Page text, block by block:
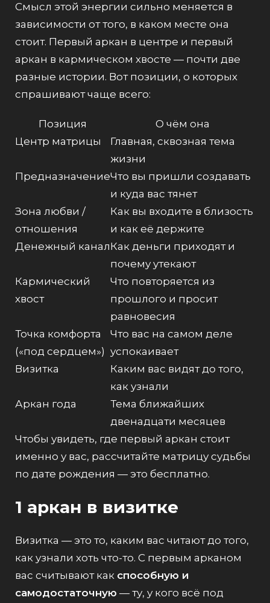
Смысл этой энергии сильно меняется в
зависимости от того, в каком месте она
стоит. Первый аркан в центре и первый
аркан в кармическом хвосте — почти две
разные истории. Вот позиции, о которых
спрашивают чаще всего:
Позиция
О чём она
Центр матрицы
Главная, сквозная тема
жизни
ПредназначениеЧто вы пришли создавать
и куда вас тянет
Зона любви /
отношения
Как вы входите в близость
и как её держите
Денежный каналКак деньги приходят и
почему утекают
Кармический
хвост
Что повторяется из
прошлого и просит
равновесия
Точка комфорта
(«под сердцем»)
Что вас на самом деле
успокаивает
Визитка
Каким вас видят до того,
как узнали
Аркан года
Тема ближайших
двенадцати месяцев
Чтобы увидеть, где первый аркан стоит
именно у вас, рассчитайте матрицу судьбы
по дате рождения — это бесплатно.
1 аркан в визитке
Визитка — это то, каким вас читают до того,
как узнали хоть что-то. С первым арканом
вас считывают как способную и
самодостаточную — ту, у кого всё под